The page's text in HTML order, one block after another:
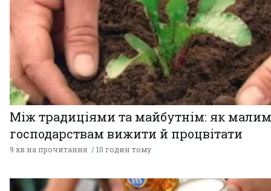
Між традиціями та майбутнім: як малим
господарствам вижити й процвітати
9 хв на прочитання 10 годин тому